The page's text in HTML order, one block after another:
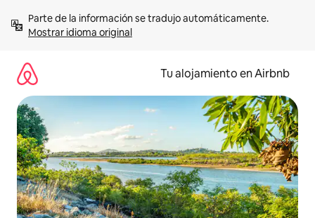
contenidoMostrar idioma original
Tu alojamiento en Airbnb